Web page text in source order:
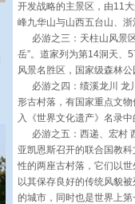
开发战略的主景区，由11
峰九华山与山西五台山、
必游之三：天柱山风景区
岳”。道家列为第14洞天、
风景名胜区，国家级森林
必游之四：绩溪龙川 龙
形古村落，有国家重点文
入《世界文化遗产》名录
必游之五：西递、宏村
亚凯恩斯召开的联合国教
性的两座古村落，它们以
以其保存良好的传统风貌
的城市，同时也是世界上